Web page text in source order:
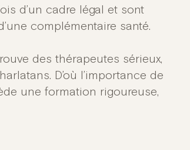
d’un cadre légal et sont
complémentaire santé.
des thérapeutes sérieux,
D’où l’importance de
une formation rigoureuse,